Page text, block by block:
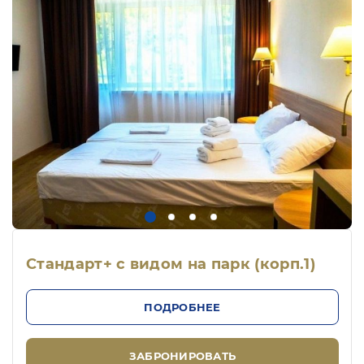
Стандарт+ с видом на парк (корп.1)
ПОДРОБНЕЕ
ЗАБРОНИРОВАТЬ